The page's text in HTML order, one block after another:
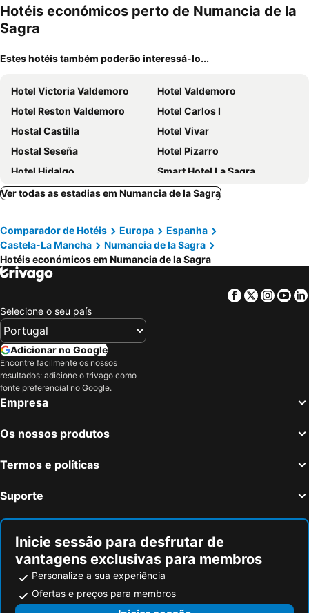
mento
Hotéis económicos perto de Numancia de la
Sagra
Estes hotéis também poderão interessá-lo...
Hotel Victoria Valdemoro
Hotel Valdemoro
Hotel Reston Valdemoro
Hotel Carlos I
Hostal Castilla
Hotel Vivar
Hostal Seseña
Hotel Pizarro
Hotel Hidalgo
Smart Hotel La Sagra
Hotel Pattaya
Hotel Comendador
Hotel Iberum
Hotel Complejo París
Hotel Real de Illescas
Apartahotel Villa De Parla
Ver todas as estadias em Numancia de la Sagra
Comparador de Hotéis Europa
Espanha
Castela-La Mancha
Numancia de la Sagra
Hotéis económicos em Numancia de la Sagra
Facebook
Twitter
Selecione o seu país
Adicionar no Google
Encontre facilmente os nossos
resultados: adicione o trivago como
fonte preferencial no Google.
Empresa
Os nossos produtos
Termos e políticas
Suporte
Inicie sessão para desfrutar de
vantagens exclusivas para membros
Personalize a sua experiência
Ofertas e preços para membros